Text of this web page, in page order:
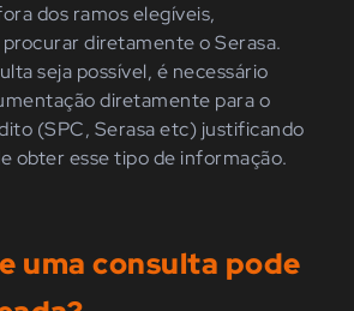
dos ramos elegíveis,
procurar diretamente o Serasa.
seja possível, é necessário
diretamente para o
(SPC, Serasa etc) justificando
obter esse tipo de informação.
uma consulta pode